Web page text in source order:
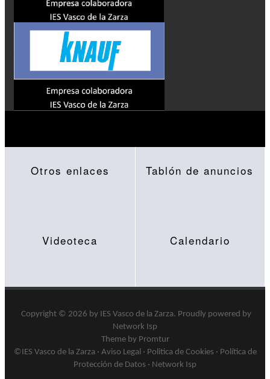
Otros enlaces Tablón de anuncios
Videoteca Calendario
Copyright © 2026 by IES Vasco de la Zarza. Proudly powered by
Network Isp
Theme by Promtur
©IES Vasco de la Zarza · Aviso Legal · Politica de Cookies · Política de
Protección de Datos · Network Isp